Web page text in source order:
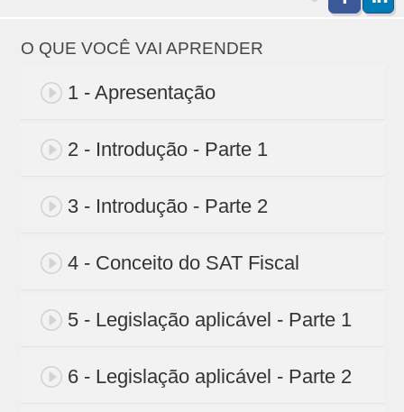
O QUE VOCÊ VAI APRENDER
1 - Apresentação
2 - Introdução - Parte 1
3 - Introdução - Parte 2
4 - Conceito do SAT Fiscal
5 - Legislação aplicável - Parte 1
6 - Legislação aplicável - Parte 2